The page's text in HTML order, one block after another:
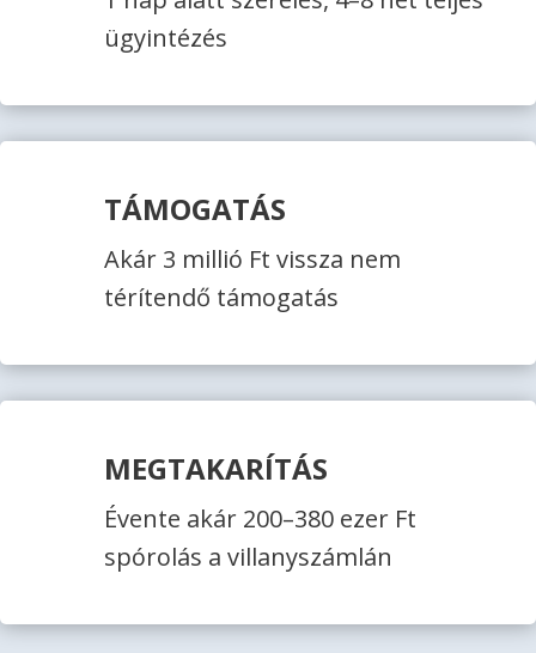
ügyintézés
TÁMOGATÁS
Akár 3 millió Ft vissza nem
térítendő támogatás
MEGTAKARÍTÁS
Évente akár 200–380 ezer Ft
spórolás a villanyszámlán